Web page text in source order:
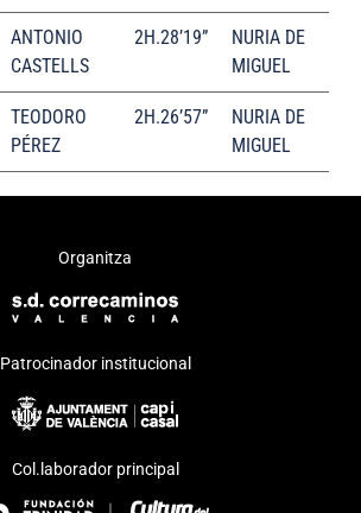
ANTONIO
CASTELLS
2H.28’19”
NURIA DE
MIGUEL
TEODORO
PÉREZ
2H.26’57”
NURIA DE
MIGUEL
Organitza
Patrocinador institucional
Col.laborador principal